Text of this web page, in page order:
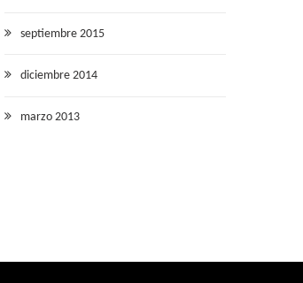
septiembre 2015
diciembre 2014
marzo 2013